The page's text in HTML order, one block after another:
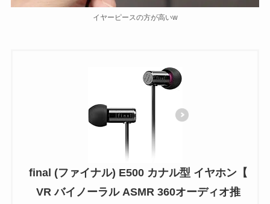
イヤーピースの方が高いw
final (ファイナル) E500 カナル型 イヤホン【
VR バイノーラル ASMR 360オーディオ推